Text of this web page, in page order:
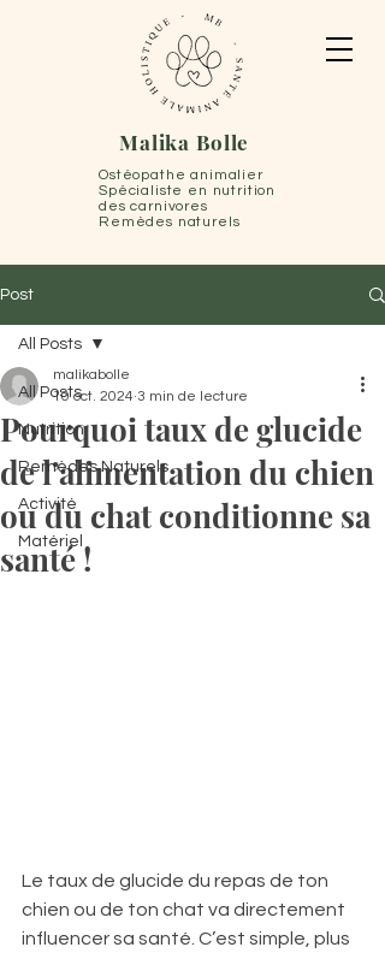
Malika Bolle
Ostéopathe animalier
Spécialiste en nutrition
des carnivores
Remèdes naturels
Post
All Posts
Nutrition
Remèdes Naturels
Activité
Matériel
All Posts
Pourquoi taux de glucide
de l’alimentation du chien
ou du chat conditionne sa
santé !
malikabolle
10 oct. 2024 3 min de lecture
Le taux de glucide du repas de ton
chien ou de ton chat va directement
influencer sa santé. C’est simple, plus